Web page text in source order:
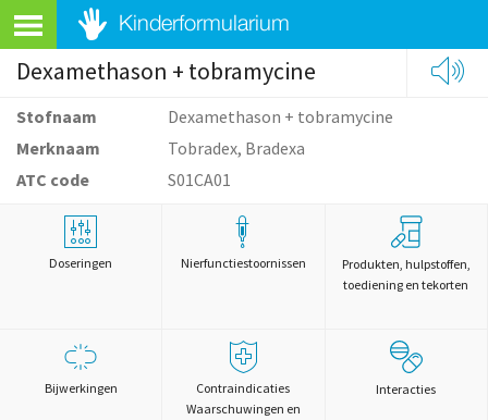
Dexamethason + tobramycine
Stofnaam
Dexamethason + tobramycine
Merknaam
Tobradex, Bradexa
ATC code
S01CA01
Doseringen Nierfunctiestoornissen
Produkten, hulpstoffen,
toediening en tekorten
Bijwerkingen
Contraindicaties
Waarschuwingen en
Interacties